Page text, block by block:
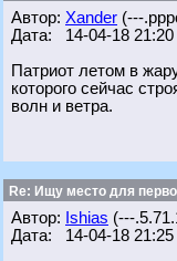
Автор: Xander (---
Дата: 14-04-18 21:20
Патриот летом в
которого сейчас
волн и ветра.
Re: Ищу место для
Автор: Ishias (---
Дата: 14-04-18 21:25